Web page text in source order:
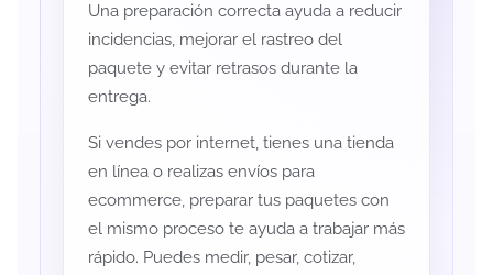
Una preparación correcta ayuda a reducir
incidencias, mejorar el rastreo del
paquete y evitar retrasos durante la
entrega.
Si vendes por internet, tienes una tienda
en línea o realizas envíos para
ecommerce, preparar tus paquetes con
el mismo proceso te ayuda a trabajar más
rápido. Puedes medir, pesar, cotizar,